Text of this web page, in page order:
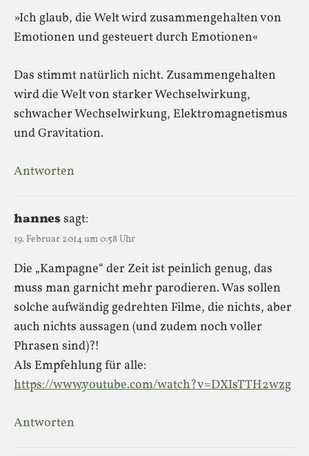
»Ich glaub, die Welt wird zusammengehalten von
Emotionen und gesteuert durch Emotionen«
Das stimmt natürlich nicht. Zusammengehalten
wird die Welt von starker Wechselwirkung,
schwacher Wechselwirkung, Elektromagnetismus
und Gravitation.
Antworten
hannessagt:
19. Februar 2014 um 0:58 Uhr
Die „Kampagne“ der Zeit ist peinlich genug, das
muss man garnicht mehr parodieren. Was sollen
solche aufwändig gedrehten Filme, die nichts, aber
auch nichts aussagen (und zudem noch voller
Phrasen sind)?!
Als Empfehlung für alle:
https://www.youtube.com/watch?v=DXIsTTH2wzg
Antworten